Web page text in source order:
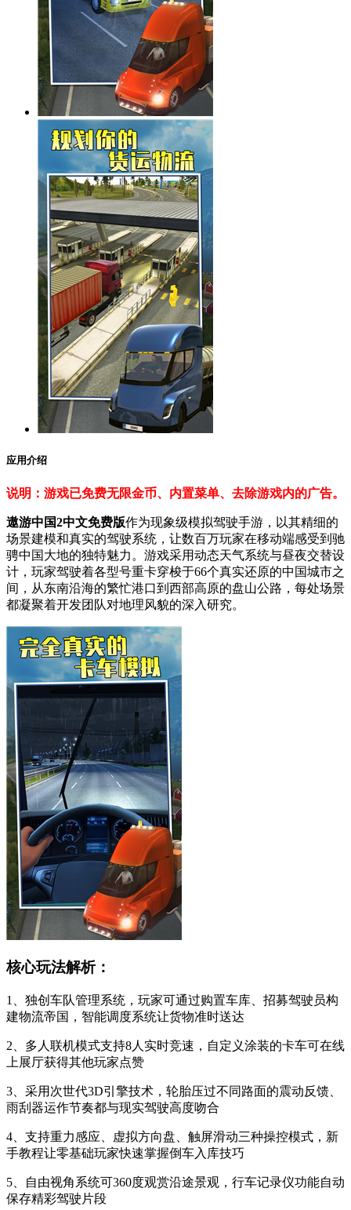
应用介绍
说明：游戏已免费无限金币、内置菜单、去除游戏内的广告。
遨游中国2中文免费版作为现象级模拟驾驶手游，以其精细的
场景建模和真实的驾驶系统，让数百万玩家在移动端感受到驰
骋中国大地的独特魅力。游戏采用动态天气系统与昼夜交替设
计，玩家驾驶着各型号重卡穿梭于66个真实还原的中国城市之
间，从东南沿海的繁忙港口到西部高原的盘山公路，每处场景
都凝聚着开发团队对地理风貌的深入研究。
核心玩法解析：
1、独创车队管理系统，玩家可通过购置车库、招募驾驶员构
建物流帝国，智能调度系统让货物准时送达
2、多人联机模式支持8人实时竞速，自定义涂装的卡车可在线
上展厅获得其他玩家点赞
3、采用次世代3D引擎技术，轮胎压过不同路面的震动反馈、
雨刮器运作节奏都与现实驾驶高度吻合
4、支持重力感应、虚拟方向盘、触屏滑动三种操控模式，新
手教程让零基础玩家快速掌握倒车入库技巧
5、自由视角系统可360度观赏沿途景观，行车记录仪功能自动
保存精彩驾驶片段